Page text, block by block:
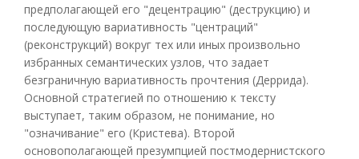
предполагающей его "децентрацию" (деструкцию) и
последующую вариативность "центраций"
(реконструкций) вокруг тех или иных произвольно
избранных семантических узлов, что задает
безграничную вариативность прочтения (Деррида).
Основной стратегией по отношению к тексту
выступает, таким образом, не понимание, но
"означивание" его (Кристева). Второй
основополагающей презумпцией постмодернистского